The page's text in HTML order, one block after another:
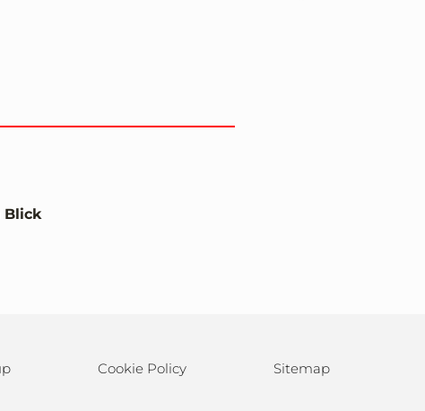
Blick
Cookie Policy Sitemap